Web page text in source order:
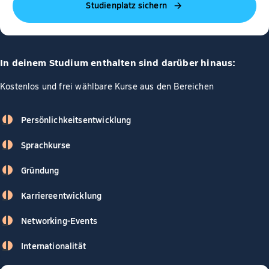
Studienplatz sichern
In deinem Studium enthalten sind darüber hinaus:
Kostenlos und frei wählbare Kurse aus den Bereichen
Persönlichkeitsentwicklung
Sprachkurse
Gründung
Karriereentwicklung
Networking-Events
Internationalität